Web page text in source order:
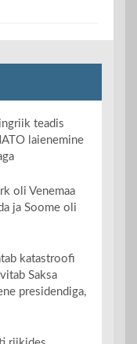
teadis
laienemine
oli Venemaa
ja Soome oli
katastroofi
Saksa
presidendiga,